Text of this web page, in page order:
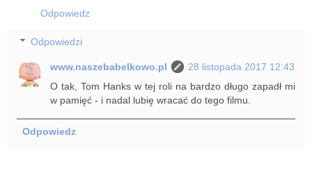
Odpowiedz
Odpowiedzi
www.naszebabelkowo.pl
28 listopada 2017 12:43
O tak, Tom Hanks w tej roli na bardzo długo zapadł mi
w pamięć - i nadal lubię wracać do tego filmu.
Odpowiedz